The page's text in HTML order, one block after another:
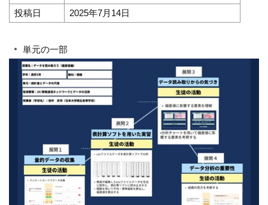
投稿日
2025年7月14日
単元の一部